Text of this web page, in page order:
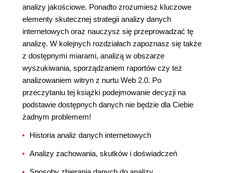
analizy jakościowe. Ponadto zrozumiesz kluczowe
elementy skutecznej strategii analizy danych
internetowych oraz nauczysz się przeprowadzać tę
analizę. W kolejnych rozdziałach zapoznasz się także
z dostępnymi miarami, analizą w obszarze
wyszukiwania, sporządzaniem raportów czy też
analizowaniem witryn z nurtu Web 2.0. Po
przeczytaniu tej książki podejmowanie decyzji na
podstawie dostępnych danych nie będzie dla Ciebie
żadnym problemem!
Historia analiz danych internetowych
Analizy zachowania, skutków i doświadczeń